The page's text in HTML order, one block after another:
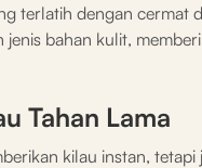
terlatih dengan
bahan kulit,
Tahan Lama
kilau instan,